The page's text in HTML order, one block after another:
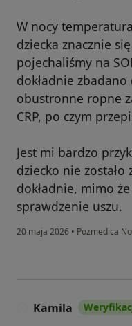
W nocy
dziecka znacznie
pojechaliśmy na
dokładnie
obustronne ropne
CRP, po czym
Jest mi bardzo
dziecko nie zostało
dokładnie, mimo
sprawdzenie uszu.
20 maja 2026 • Pozmedica
Kamila